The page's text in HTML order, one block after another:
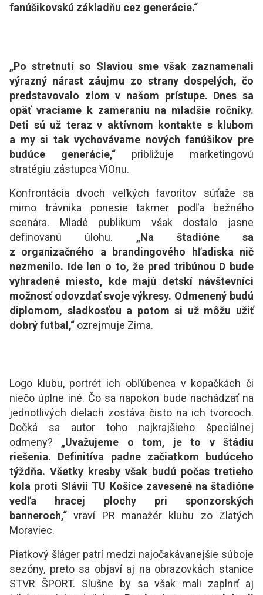
fanúšikovskú základňu cez generácie.“
„Po stretnutí so Slaviou sme však zaznamenali
výrazný nárast záujmu zo strany dospelých, čo
predstavovalo zlom v našom prístupe. Dnes sa
opäť vraciame k zameraniu na mladšie ročníky.
Deti sú už teraz v aktívnom kontakte s klubom
a my si tak vychovávame nových fanúšikov pre
budúce generácie,“ približuje marketingovú
stratégiu zástupca ViOnu.
Konfrontácia dvoch veľkých favoritov súťaže sa
mimo trávnika ponesie takmer podľa bežného
scenára. Mladé publikum však dostalo jasne
definovanú úlohu. „Na štadióne sa
z organizačného a brandingového hľadiska nič
nezmenilo. Ide len o to, že pred tribúnou D bude
vyhradené miesto, kde majú detskí návštevníci
možnosť odovzdať svoje výkresy. Odmenený budú
diplomom, sladkosťou a potom si už môžu užiť
dobrý futbal,“ ozrejmuje Zima.
Logo klubu, portrét ich obľúbenca v kopačkách či
niečo úplne iné. Čo sa napokon bude nachádzať na
jednotlivých dielach zostáva čisto na ich tvorcoch.
Dočká sa autor toho najkrajšieho špeciálnej
odmeny? „Uvažujeme o tom, je to v štádiu
riešenia. Definitíva padne začiatkom budúceho
týždňa. Všetky kresby však budú počas tretieho
kola proti Slávii TU Košice zavesené na štadióne
vedľa hracej plochy pri sponzorských
banneroch,“vraví PR manažér klubu zo Zlatých
Moraviec.
Piatkový šláger patrí medzi najočakávanejšie súboje
sezóny, preto sa objaví aj na obrazovkách stanice
STVR ŠPORT. Slušne by sa však mali zaplniť aj